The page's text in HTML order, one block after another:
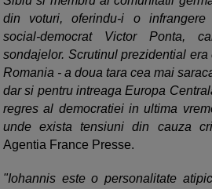
din voturi, oferindu-i o infrangere
social-democrat Victor Ponta,
sondajelor. Scrutinul prezidential
Romania - a doua tara cea mai
dar si pentru intreaga Europa
regres al democratiei in ultima
unde exista tensiuni din cauza
Agentia France Presse.
"Iohannis este o personalitate